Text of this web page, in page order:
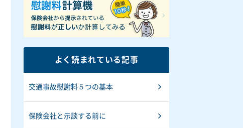
よく読まれている記事
交通事故慰謝料５つの基本
保険会社と示談する前に